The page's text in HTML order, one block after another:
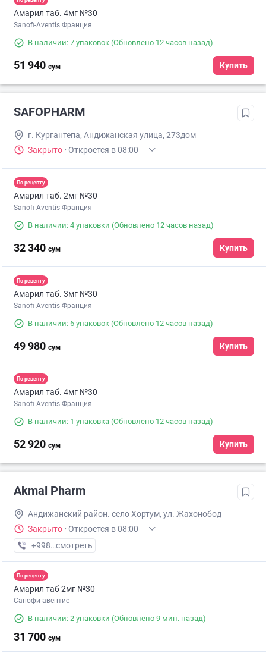
Амарил таб. 4мг №30
Sanofi-Aventis Франция
В наличии: 7 упаковок (Обновлено 12 часов назад)
51 940 сум Купить
SAFOPHARM
г. Кургантепа, Андижанская улица, 273дом
Закрыто · Откроется в 08:00
По рецепту
Амарил таб. 2мг №30
Sanofi-Aventis Франция
В наличии: 4 упаковки (Обновлено 12 часов назад)
32 340 сум Купить
По рецепту
Амарил таб. 3мг №30
Sanofi-Aventis Франция
В наличии: 6 упаковок (Обновлено 12 часов назад)
49 980 сум Купить
По рецепту
Амарил таб. 4мг №30
Sanofi-Aventis Франция
В наличии: 1 упаковка (Обновлено 12 часов назад)
52 920 сум Купить
Akmal Pharm
Андижанский район. село Хортум, ул. Жахонобод
Закрыто · Откроется в 08:00
+998 (91) XXX-XX-XX
смотреть
По рецепту
Амарил таб 2мг №30
Санофи-авентис
В наличии: 2 упаковки (Обновлено 9 мин. назад)
31 700 сум